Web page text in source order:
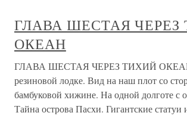
ГЛАВА ШЕСТАЯ ЧЕРЕЗ
ОКЕАН
ГЛАВА ШЕСТАЯ ЧЕРЕЗ ТИХИЙ ОКЕАН
резиновой лодке. Вид на наш плот со
бамбуковой хижине. На одной долготе с
Тайна острова Пасхи. Гигантские